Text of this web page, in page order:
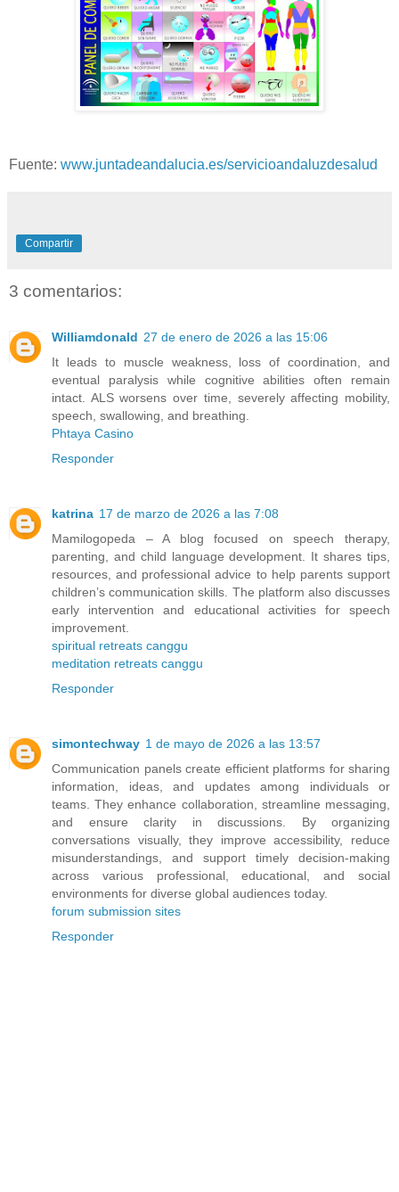
Fuente: www.juntadeandalucia.es/servicioandaluzdesalud
Compartir
3 comentarios:
Williamdonald 27 de enero de 2026 a las 15:06
It leads to muscle weakness, loss of coordination, and
eventual paralysis while cognitive abilities often remain
intact. ALS worsens over time, severely affecting mobility,
speech, swallowing, and breathing.
Phtaya Casino
Responder
katrina 17 de marzo de 2026 a las 7:08
Mamilogopeda – A blog focused on speech therapy,
parenting, and child language development. It shares tips,
resources, and professional advice to help parents support
children’s communication skills. The platform also discusses
early intervention and educational activities for speech
improvement.
spiritual retreats canggu
meditation retreats canggu
Responder
simontechway 1 de mayo de 2026 a las 13:57
Communication panels create efficient platforms for sharing
information, ideas, and updates among individuals or
teams. They enhance collaboration, streamline messaging,
and ensure clarity in discussions. By organizing
conversations visually, they improve accessibility, reduce
misunderstandings, and support timely decision-making
across various professional, educational, and social
environments for diverse global audiences today.
forum submission sites
Responder